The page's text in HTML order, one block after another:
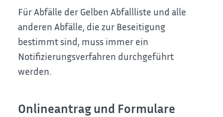
Für Abfälle der Gelben Abfallliste und alle
anderen Abfälle, die zur Beseitigung
bestimmt sind, muss immer ein
Notifizierungsverfahren durchgeführt
werden.
Onlineantrag und Formulare